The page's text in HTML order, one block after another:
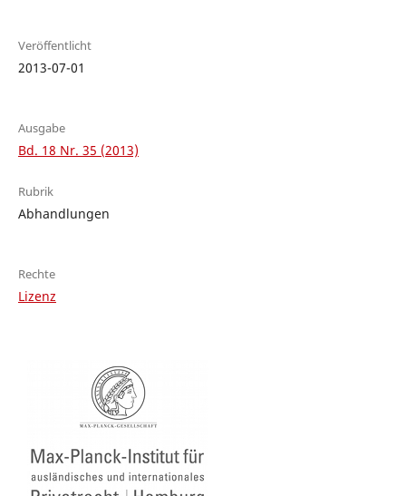
Veröffentlicht
2013-07-01
Ausgabe
Bd. 18 Nr. 35 (2013)
Rubrik
Abhandlungen
Rechte
Lizenz